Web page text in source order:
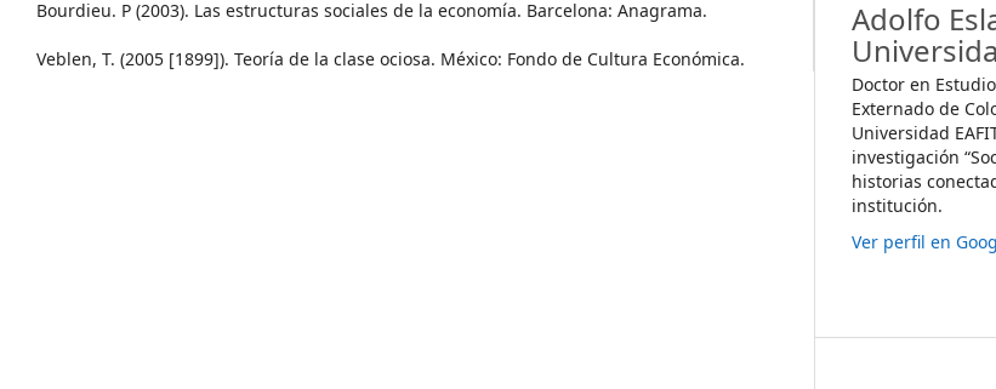
Bourdieu. P (2003). Las estructuras sociales de la economía. Barcelona: Anagrama.
Veblen, T. (2005 [1899]). Teoría de la clase ociosa. México: Fondo de Cultura Económica.
Adolfo
Doctor en
Externado de
Universidad
investigación
historias
institución.
Ver perfil en